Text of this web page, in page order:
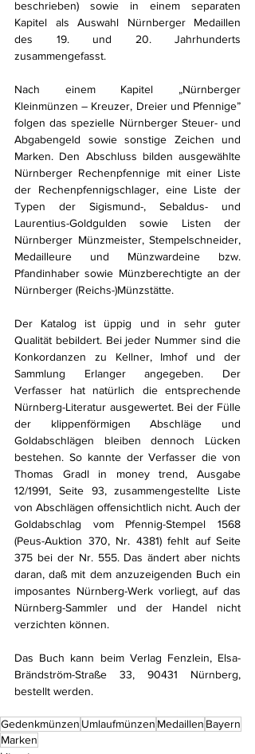
beschrieben) sowie in einem separaten
Kapitel als Auswahl Nürnberger Medaillen
des 19. und 20. Jahrhunderts
zusammengefasst.
Nach einem Kapitel „Nürnberger
Kleinmünzen – Kreuzer, Dreier und Pfennige”
folgen das spezielle Nürnberger Steuer- und
Abgabengeld sowie sonstige Zeichen und
Marken. Den Abschluss bilden ausgewählte
Nürnberger Rechenpfennige mit einer Liste
der Rechenpfennigschlager, eine Liste der
Typen der Sigismund-, Sebaldus- und
Laurentius-Goldgulden sowie Listen der
Nürnberger Münzmeister, Stempelschneider,
Medailleure und Münzwardeine bzw.
Pfandinhaber sowie Münzberechtigte an der
Nürnberger (Reichs-)Münzstätte.
Der Katalog ist üppig und in sehr guter
Qualität bebildert. Bei jeder Nummer sind die
Konkordanzen zu Kellner, Imhof und der
Sammlung Erlanger angegeben. Der
Verfasser hat natürlich die entsprechende
Nürnberg-Literatur ausgewertet. Bei der Fülle
der klippenförmigen Abschläge und
Goldabschlägen bleiben dennoch Lücken
bestehen. So kannte der Verfasser die von
Thomas Gradl in money trend, Ausgabe
12/1991, Seite 93, zusammengestellte Liste
von Abschlägen offensichtlich nicht. Auch der
Goldabschlag vom Pfennig-Stempel 1568
(Peus-Auktion 370, Nr. 4381) fehlt auf Seite
375 bei der Nr. 555. Das ändert aber nichts
daran, daß mit dem anzuzeigenden Buch ein
imposantes Nürnberg-Werk vorliegt, auf das
Nürnberg-Sammler und der Handel nicht
verzichten können.
Das Buch kann beim Verlag Fenzlein, Elsa-
Brändström-Straße 33, 90431 Nürnberg,
bestellt werden.
Gedenkmünzen Umlaufmünzen Medaillen Bayern
Marken